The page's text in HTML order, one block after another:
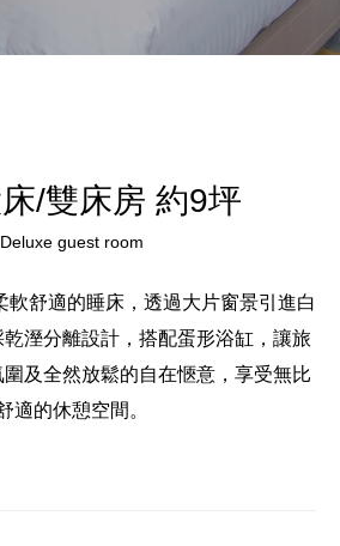
/雙床房 約9坪
Deluxe guest room
軟舒適的睡床，透過大片窗景引進白
溼分離設計，搭配蛋形浴缸，讓旅
及全然放鬆的自在愜意，享受無比
適的休憩空間。